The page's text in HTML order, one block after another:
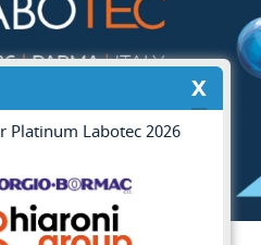
x
Platinum Labotec 2026